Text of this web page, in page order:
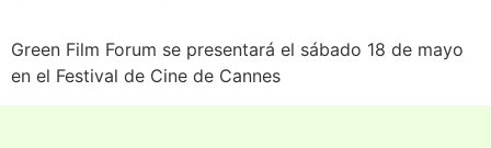
Green Film Forum se presentará el sábado 18 de mayo
en el Festival de Cine de Cannes